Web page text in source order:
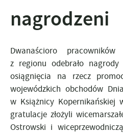
nagrodzeni
Dwanaścioro
z regionu odebrało nagrody
osiągnięcia na rzecz
wojewódzkich obchodów
w Książnicy Kopernikańskiej
gratulacje złożyli
Ostrowski i